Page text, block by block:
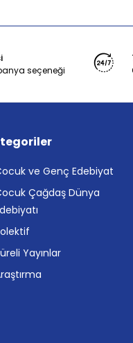
seçeneği
ve Genç Edebiyat
Çağdaş Dünya
Yayınlar